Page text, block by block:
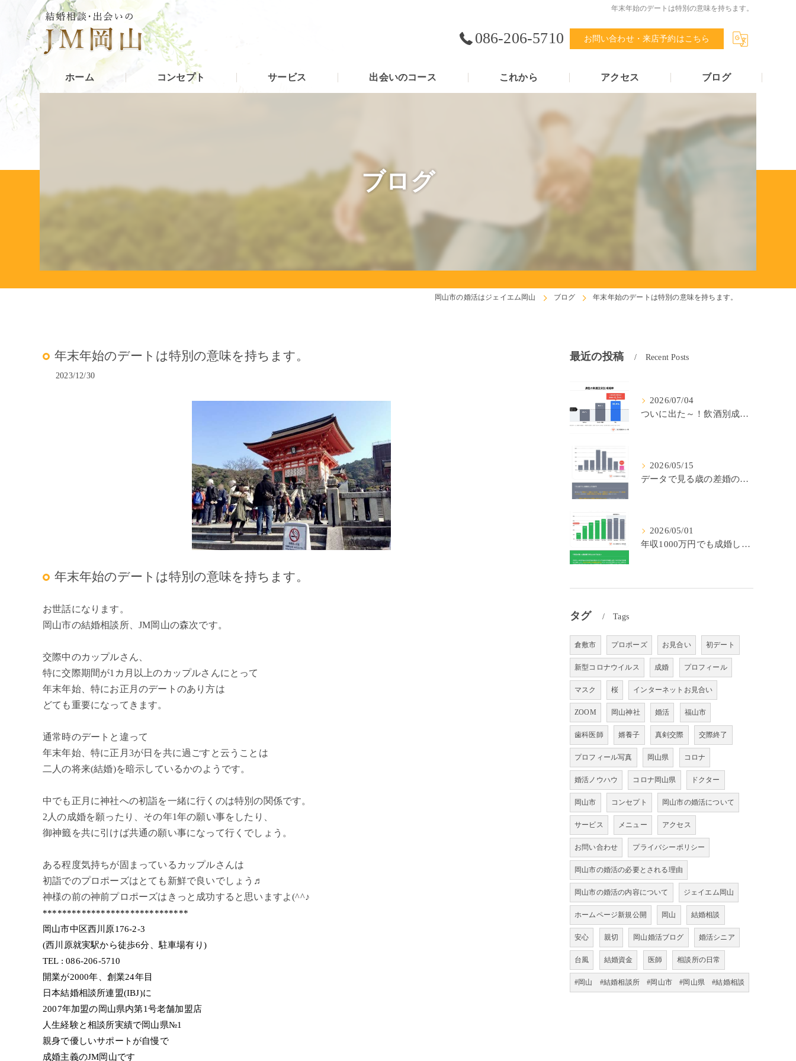
年末年始のデートは特別の意味を持ちます。
086-206-5710 お問い合わせ・来店予約はこちら
ホーム コンセプト サービス 出会いのコース これから アクセス ブログ
ブログ
岡山市の婚活はジェイエム岡山 ブログ 年末年始のデートは特別の意味を持ちます。
年末年始のデートは特別の意味を持ちます。
2023/12/30
年末年始のデートは特別の意味を持ちます。
お世話になります。
岡山市の結婚相談所、JM岡山の森次です。
交際中のカップルさん、
特に交際期間が1カ月以上のカップルさんにとって
年末年始、特にお正月のデートのあり方は
どても重要になってきます。
通常時のデートと違って
年末年始、特に正月3が日を共に過ごすと云うことは
二人の将来(結婚)を暗示しているかのようです。
中でも正月に神社への初詣を一緒に行くのは特別の関係です。
2人の成婚を願ったり、その年1年の願い事をしたり、
御神籤を共に引けば共通の願い事になって行くでしょう。
ある程度気持ちが固まっているカップルさんは
初詣でのプロポーズはとても新鮮で良いでしょう♬
神様の前の神前プロポーズはきっと成功すると思いますよ(^^♪
******************************
岡山市中区西川原176-2-3
(西川原就実駅から徒歩6分、駐車場有り)
TEL : 086-206-5710
開業が2000年、創業24年目
日本結婚相談所連盟(IBJ)に
2007年加盟の岡山県内第1号老舗加盟店
人生経験と相談所実績で岡山県№1
親身で優しいサポートが自慢で
成婚主義のJM岡山です
最近の投稿 Recent Posts
2026/07/04
ついに出た～！飲酒別成婚率(IBJ)！
2026/05/15
データで見る歳の差婚の確率の低さ。
2026/05/01
年収1000万円でも成婚しやすいとは限らない? 「年収帯別の成婚率」のリアル
タグ Tags
倉敷市 プロポーズ お見合い 初デート
新型コロナウイルス 成婚 プロフィール
マスク 桜 インターネットお見合い
ZOOM 岡山神社 婚活 福山市
歯科医師 婿養子 真剣交際 交際終了
プロフィール写真 岡山県 コロナ
婚活ノウハウ コロナ岡山県 ドクター
岡山市 コンセプト 岡山市の婚活について
サービス メニュー アクセス
お問い合わせ プライバシーポリシー
岡山市の婚活の必要とされる理由
岡山市の婚活の内容について ジェイエム岡山
ホームページ新規公開 岡山 結婚相談
安心 親切 岡山婚活ブログ 婚活シニア
台風 結婚資金 医師 相談所の日常
#岡山 #結婚相談所 #岡山市 #岡山県 #結婚相談